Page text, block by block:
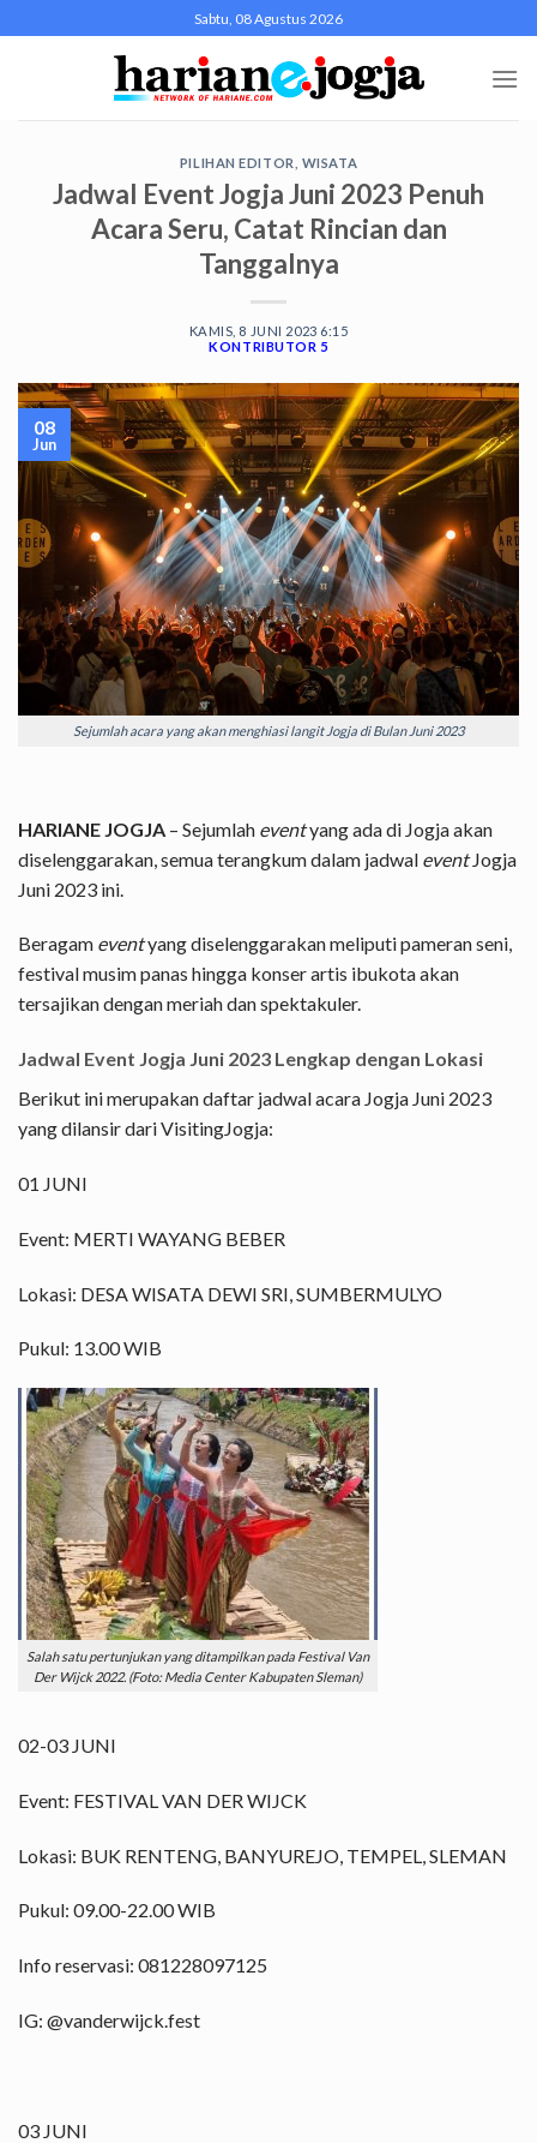
to
Sabtu, 08 Agustus 2026
PILIHAN EDITOR WISATA
Jadwal Event Jogja Juni 2023 Penuh
Acara Seru, Catat Rincian dan
Tanggalnya
KAMIS, 8 JUNI 2023 6:15
KONTRIBUTOR 5
Sejumlah acara yang akan menghiasi langit Jogja di Bulan Juni 2023
08
Jun
HARIANE JOGJA – Sejumlah eventyang ada di Jogja akan
diselenggarakan, semua terangkum dalam jadwal eventJogja
Juni 2023 ini.
Beragam eventyang diselenggarakan meliputi pameran seni,
festival musim panas hingga konser artis ibukota akan
tersajikan dengan meriah dan spektakuler.
Jadwal Event Jogja Juni 2023 Lengkap dengan Lokasi
Berikut ini merupakan daftar jadwal acara Jogja Juni 2023
yang dilansir dari VisitingJogja:
01 JUNI
Event: MERTI WAYANG BEBER
Lokasi: DESA WISATA DEWI SRI, SUMBERMULYO
Pukul: 13.00 WIB
Salah satu pertunjukan yang ditampilkan pada Festival Van
Der Wijck 2022. (Foto: Media Center Kabupaten Sleman)
02-03 JUNI
Event: FESTIVAL VAN DER WIJCK
Lokasi: BUK RENTENG, BANYUREJO, TEMPEL, SLEMAN
Pukul: 09.00-22.00 WIB
Info reservasi: 081228097125
IG: @vanderwijck.fest
03 JUNI